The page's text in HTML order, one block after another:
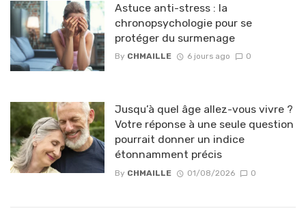
Astuce anti-stress : la
chronopsychologie pour se
protéger du surmenage
By CHMAILLE 6 jours ago 0
Jusqu’à quel âge allez-vous vivre ?
Votre réponse à une seule question
pourrait donner un indice
étonnamment précis
By CHMAILLE 01/08/2026 0